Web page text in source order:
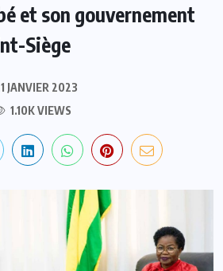
et son gouvernement
Siège
JANVIER 2023
1.10K VIEWS